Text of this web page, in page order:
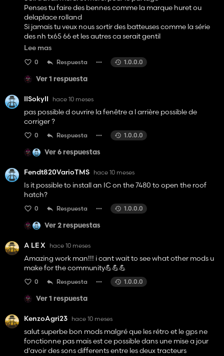
Penses tu faire des bennes comme la marque huret ou
delaplace rolland
Si jamais tu veux nous sortir des batteuses comme la série
des nh tx65 66 et les autres ca serait gentil
Qoui quil en soit merci pour le partage
Certains devraient s'inspirer de toi
Bonne journée
Lee mas
0 Respuesta 1.0.0.0
Ver 1 respuesta
IISokyII hace 10 meses
pas possible d ouvrire la fenêtre a l arrière possible de
corriger ?
0 Respuesta 1.0.0.0
Ver 6 respuestas
Fendt820VarioTMS hace 10 meses
Is it possible to install an IC on the 7480 to open the roof
hatch?
0 Respuesta 1.0.0.0
Ver 2 respuestas
A LE X hace 10 meses
Amazing work man!!! i cant wait to see what other mods u
make for the community💪💪💪
0 Respuesta 1.0.0.0
Ver 1 respuesta
KenzoAgri23 hace 10 meses
salut superbe bon mods malgré que les rétro et le gps ne
fonctionne pas mais est ce possible dans une mise a jour
d'avoir des sons differents entre les deux tracteurs